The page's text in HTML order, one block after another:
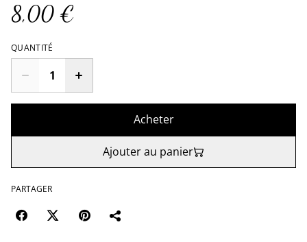
8,00 €
QUANTITÉ
Acheter
Ajouter au panier
PARTAGER